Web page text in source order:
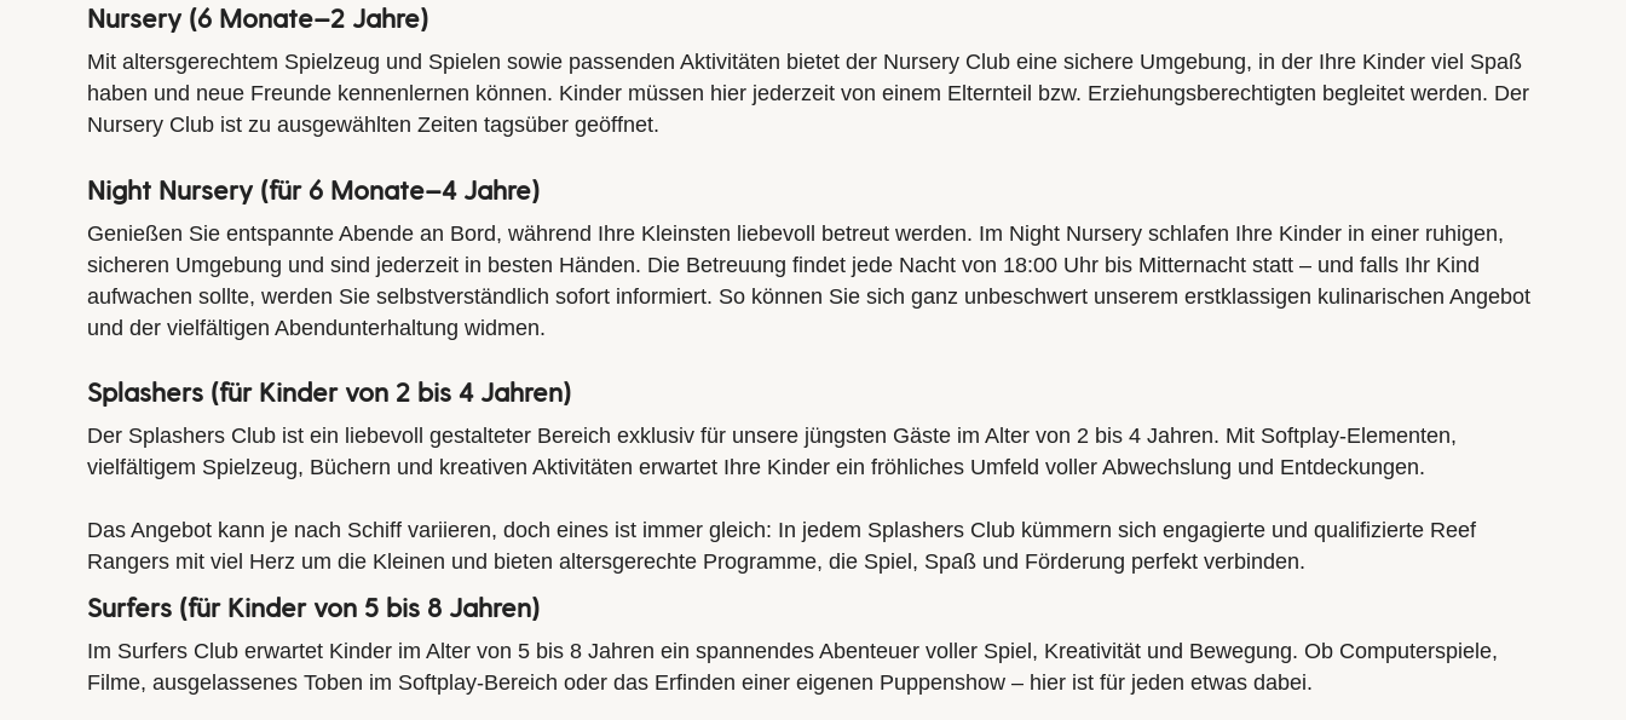
Nursery (6 Monate–2 Jahre)
Mit altersgerechtem Spielzeug und Spielen sowie passenden Aktivitäten bietet der Nursery Club eine sichere Umgebung, in der Ihre Kinder viel Spaß
haben und neue Freunde kennenlernen können. Kinder müssen hier jederzeit von einem Elternteil bzw. Erziehungsberechtigten begleitet werden. Der
Nursery Club ist zu ausgewählten Zeiten tagsüber geöffnet.
Night Nursery (für 6 Monate–4 Jahre)
Genießen Sie entspannte Abende an Bord, während Ihre Kleinsten liebevoll betreut werden. Im Night Nursery schlafen Ihre Kinder in einer ruhigen,
sicheren Umgebung und sind jederzeit in besten Händen. Die Betreuung findet jede Nacht von 18:00 Uhr bis Mitternacht statt – und falls Ihr Kind
aufwachen sollte, werden Sie selbstverständlich sofort informiert. So können Sie sich ganz unbeschwert unserem erstklassigen kulinarischen Angebot
und der vielfältigen Abendunterhaltung widmen.
Splashers (für Kinder von 2 bis 4 Jahren)
Der Splashers Club ist ein liebevoll gestalteter Bereich exklusiv für unsere jüngsten Gäste im Alter von 2 bis 4 Jahren. Mit Softplay-Elementen,
vielfältigem Spielzeug, Büchern und kreativen Aktivitäten erwartet Ihre Kinder ein fröhliches Umfeld voller Abwechslung und Entdeckungen.
Das Angebot kann je nach Schiff variieren, doch eines ist immer gleich: In jedem Splashers Club kümmern sich engagierte und qualifizierte Reef
Rangers mit viel Herz um die Kleinen und bieten altersgerechte Programme, die Spiel, Spaß und Förderung perfekt verbinden.
Surfers (für Kinder von 5 bis 8 Jahren)
Im Surfers Club erwartet Kinder im Alter von 5 bis 8 Jahren ein spannendes Abenteuer voller Spiel, Kreativität und Bewegung. Ob Computerspiele,
Filme, ausgelassenes Toben im Softplay-Bereich oder das Erfinden einer eigenen Puppenshow – hier ist für jeden etwas dabei.